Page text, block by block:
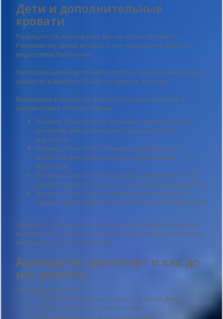
Дети и дополнительные
кровати
Разрешается проживание детей любого возраста.
Размещение детей младше 6 лет на кроватях вместе с
родителями бесплатно!
При размещении детей или взрослых на дополнительных
кроватях взимается 55 GEL за кровать за ночь!
Возможное количество дополнительных кроватей в
соответствие с типом номера :
В номер "Double room" возможно добавление 2-х
кроватей для ребёнка или 2-х кроватей для
взрослого
В номер "Twin room" возможно добавление 2-х
кроватей для ребёнка или 2-х кроватей для
взрослого
В номер "Luxe Double" возможно добавление 1-ой
кровати для ребёнка или 1-ой кровати для взрослого
В номер "Luxe Twin" возможно добавление 1-ой
кровати для ребёнка или 1-ой кровати для взрослого
Стоимость дополнительных кроватей автоматически не
включается в общую стоимость и оплачивается отдельно
во время вашего проживания.
Аэропорты, транспорт и как до
нас доехать
Гостиница is located:
from Tbilisi International Airport at 2 hours drive
from bus station at 25 minutes drive
from railway station at 25 minutes drive